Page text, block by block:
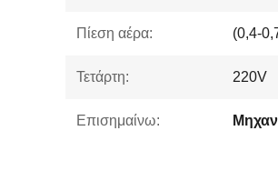
Πίεση αέρα: (0,4-
Τετάρτη: 220V
Επισημαίνω: